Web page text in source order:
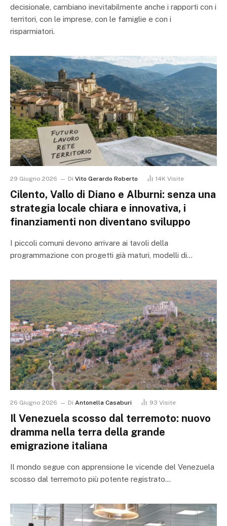
decisionale, cambiano inevitabilmente anche i rapporti con i
territori, con le imprese, con le famiglie e con i
risparmiatori.
29 Giugno 2026 Di Vito Gerardo Roberto 14K Visite
Cilento, Vallo di Diano e Alburni: senza una
strategia locale chiara e innovativa, i
finanziamenti non diventano sviluppo
I piccoli comuni devono arrivare ai tavoli della
programmazione con progetti già maturi, modelli di…
26 Giugno 2026 Di Antonella Casaburi 93 Visite
Il Venezuela scosso dal terremoto: nuovo
dramma nella terra della grande
emigrazione italiana
Il mondo segue con apprensione le vicende del Venezuela
scosso dal terremoto più potente registrato…